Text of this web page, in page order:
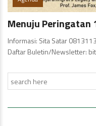
Menuju
Informasi: Sita Satar
Daftar Buletin/Newsletter: